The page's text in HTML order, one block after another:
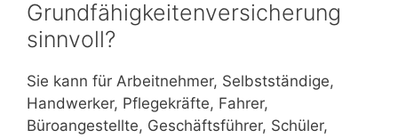
Grundfähigkeitenversicherung
sinnvoll?
Sie kann für Arbeitnehmer, Selbstständige,
Handwerker, Pflegekräfte, Fahrer,
Büroangestellte, Geschäftsführer, Schüler,